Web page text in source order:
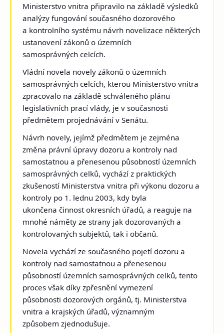
Ministerstvo vnitra připravilo na základě výsledků
analýzy fungování současného dozorového
a kontrolního systému návrh novelizace některých
ustanovení zákonů o územních
samosprávných celcích.
Vládní novela novely zákonů o územních
samosprávných celcích, kterou Ministerstvo vnitra
zpracovalo na základě schváleného plánu
legislativních prací vlády, je v současnosti
předmětem projednávání v Senátu.
Návrh novely, jejímž předmětem je zejména
změna právní úpravy dozoru a kontroly nad
samostatnou a přenesenou působností územních
samosprávných celků, vychází z praktických
zkušeností Ministerstva vnitra při výkonu dozoru a
kontroly po 1. lednu 2003, kdy byla
ukončena činnost okresních úřadů, a reaguje na
mnohé náměty ze strany jak dozorovaných a
kontrolovaných subjektů, tak i občanů.
Novela vychází ze současného pojetí dozoru a
kontroly nad samostatnou a přenesenou
působností územních samosprávných celků, tento
proces však díky zpřesnění vymezení
působnosti dozorových orgánů, tj. Ministerstva
vnitra a krajských úřadů, významným
způsobem zjednodušuje.